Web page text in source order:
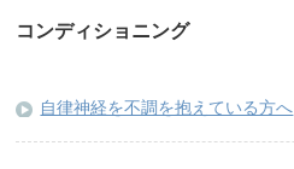
コンディショニング
自律神経を不調を抱えている方へ